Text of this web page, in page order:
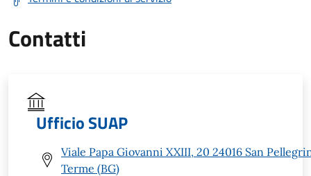
Contatti
Ufficio SUAP
Viale Papa Giovanni XXIII, 20 24016 San
Terme (BG)